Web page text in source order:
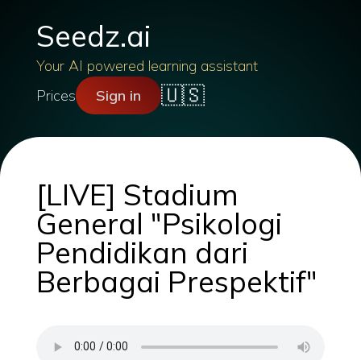
Seedz.ai
Your AI powered learning assistant
Prices
Sign in 🇺🇸
[LIVE] Stadium
General "Psikologi
Pendidikan dari
Berbagai Prespektif"